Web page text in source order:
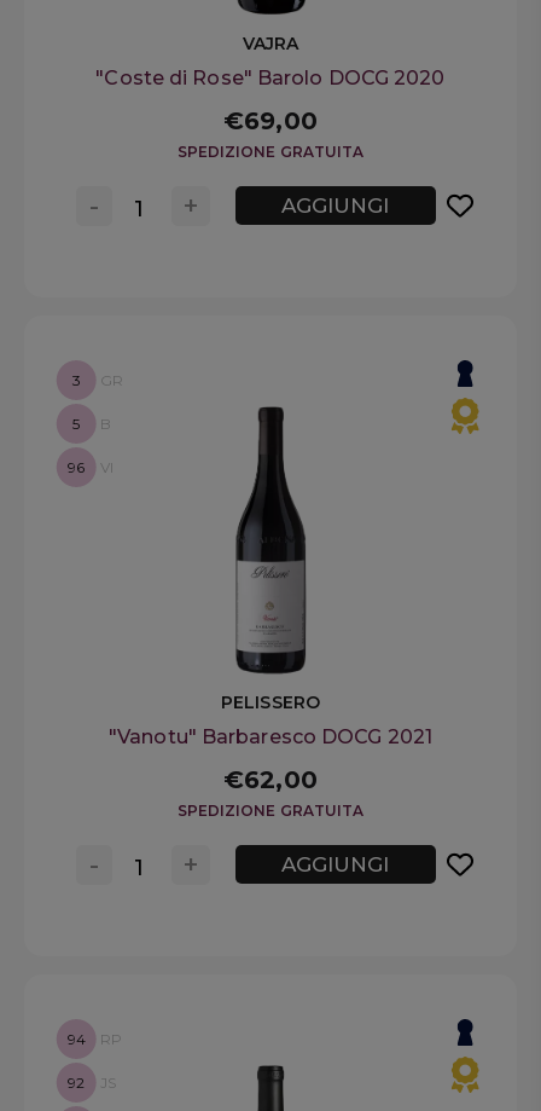
VAJRA
"Coste di Rose" Barolo DOCG 2020
€69,00
SPEDIZIONE GRATUITA
+
- AGGIUNGI
3 GR
5 B
96 VI
PELISSERO
"Vanotu" Barbaresco DOCG 2021
€62,00
SPEDIZIONE GRATUITA
+
- AGGIUNGI
94 RP
92 JS